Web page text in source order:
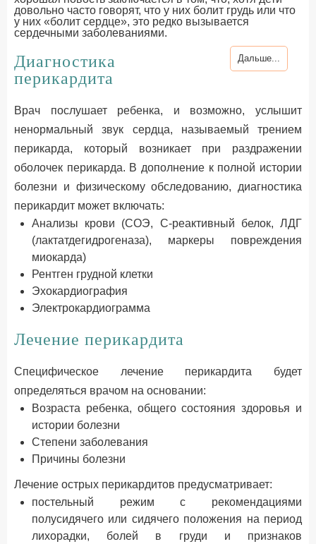
довольно часто говорят, что у них болит грудь или что
у них «болит сердце», это редко вызывается
сердечными заболеваниями.
Дальше...
Диагностика
перикардита
Врач послушает ребенка, и возможно, услышит
ненормальный звук сердца, называемый трением
перикарда, который возникает при раздражении
оболочек перикарда. В дополнение к полной истории
болезни и физическому обследованию, диагностика
перикардит может включать:
Анализы крови (СОЭ, C-реактивный белок, ЛДГ
(лактатдегидрогеназа), маркеры повреждения
миокарда)
Рентген грудной клетки
Эхокардиография
Электрокардиограмма
Лечение перикардита
Специфическое лечение перикардита будет
определяться врачом на основании:
Возраста ребенка, общего состояния здоровья и
истории болезни
Степени заболевания
Причины болезни
Лечение острых перикардитов предусматривает:
постельный режим с рекомендациями
полусидячего или сидячего положения на период
лихорадки, болей в груди и признаков